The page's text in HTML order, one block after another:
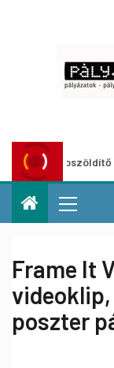
Városzöldítő
Frame It
poszter